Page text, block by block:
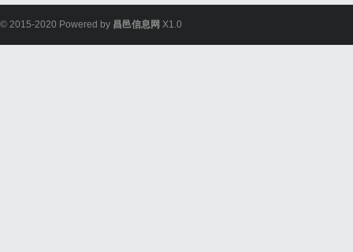
© 2015-2020 Powered by 昌邑信息网 X1.0